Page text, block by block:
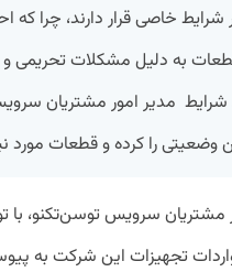
شرایط خاصی قرار دارند، چرا که
به دلیل مشکلات
شرایط مدیر امور مشتریان
مشتریان سرویس توسن‌تکنو،
تجهیزات این شرکت به